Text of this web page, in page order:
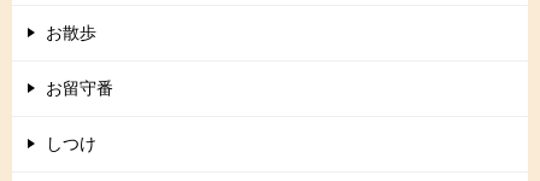
お散歩
お留守番
しつけ